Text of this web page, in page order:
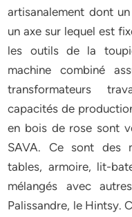
artisanalement dont
un axe sur lequel est
les outils de la
machine combiné
transformateurs
capacités de
en bois de rose sont
SAVA. Ce sont des
tables, armoire, lit-
mélangés avec
Palissandre, le Hintsy.